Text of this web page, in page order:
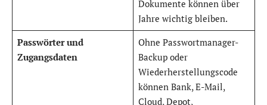
Dokumente können über
Jahre wichtig bleiben.
Passwörter und
Zugangsdaten
Ohne Passwortmanager-
Backup oder
Wiederherstellungscode
können Bank, E-Mail,
Cloud, Depot,